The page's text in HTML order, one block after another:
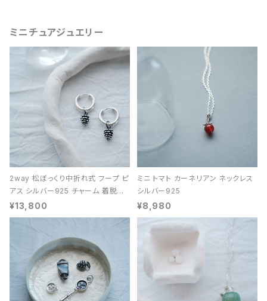
ミニチュアジュエリー
2way 松ぼっくり中折れ式 フープ ピ
アス シルバー925 チャーム 着脱可
能 レディース ユニセックス
¥13,800
ミニ トマト カーネリアン ネックレス
シルバー925
¥8,980